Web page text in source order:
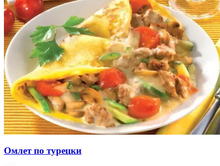
Омлет по турецки